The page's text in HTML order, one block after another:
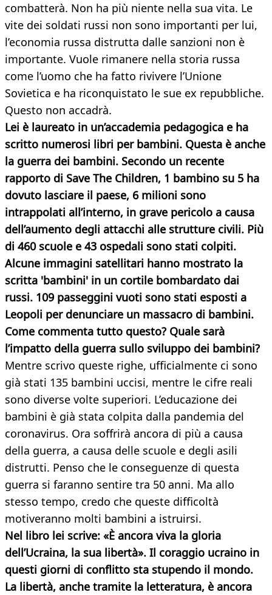
combatterà. Non ha più niente nella sua vita. Le
vite dei soldati russi non sono importanti per lui,
l’economia russa distrutta dalle sanzioni non è
importante. Vuole rimanere nella storia russa
come l’uomo che ha fatto rivivere l’Unione
Sovietica e ha riconquistato le sue ex repubbliche.
Questo non accadrà.
Lei è laureato in un’accademia pedagogica e ha
scritto numerosi libri per bambini. Questa è anche
la guerra dei bambini. Secondo un recente
rapporto di Save The Children, 1 bambino su 5 ha
dovuto lasciare il paese, 6 milioni sono
intrappolati all’interno, in grave pericolo a causa
dell’aumento degli attacchi alle strutture civili. Più
di 460 scuole e 43 ospedali sono stati colpiti.
Alcune immagini satellitari hanno mostrato la
scritta 'bambini' in un cortile bombardato dai
russi. 109 passeggini vuoti sono stati esposti a
Leopoli per denunciare un massacro di bambini.
Come commenta tutto questo? Quale sarà
l’impatto della guerra sullo sviluppo dei bambini?
Mentre scrivo queste righe, ufficialmente ci sono
già stati 135 bambini uccisi, mentre le cifre reali
sono diverse volte superiori. L’educazione dei
bambini è già stata colpita dalla pandemia del
coronavirus. Ora soffrirà ancora di più a causa
della guerra, a causa delle scuole e degli asili
distrutti. Penso che le conseguenze di questa
guerra si faranno sentire tra 50 anni. Ma allo
stesso tempo, credo che queste difficoltà
motiveranno molti bambini a istruirsi.
Nel libro lei scrive: «È ancora viva la gloria
dell’Ucraina, la sua libertà». Il coraggio ucraino in
questi giorni di conflitto sta stupendo il mondo.
La libertà, anche tramite la letteratura, è ancora